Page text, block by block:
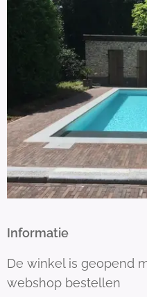
Informatie
De winkel is geopend
webshop bestellen